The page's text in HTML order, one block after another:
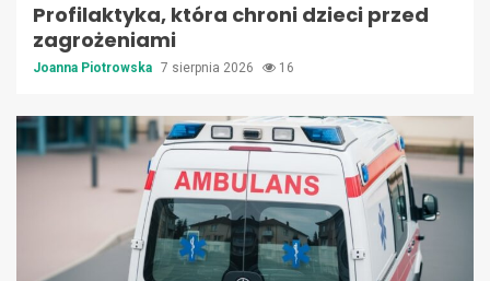
Profilaktyka, która chroni dzieci przed
zagrożeniami
Joanna Piotrowska 7 sierpnia 2026 16